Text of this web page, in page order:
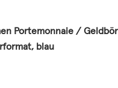
Portemonnaie /
blau